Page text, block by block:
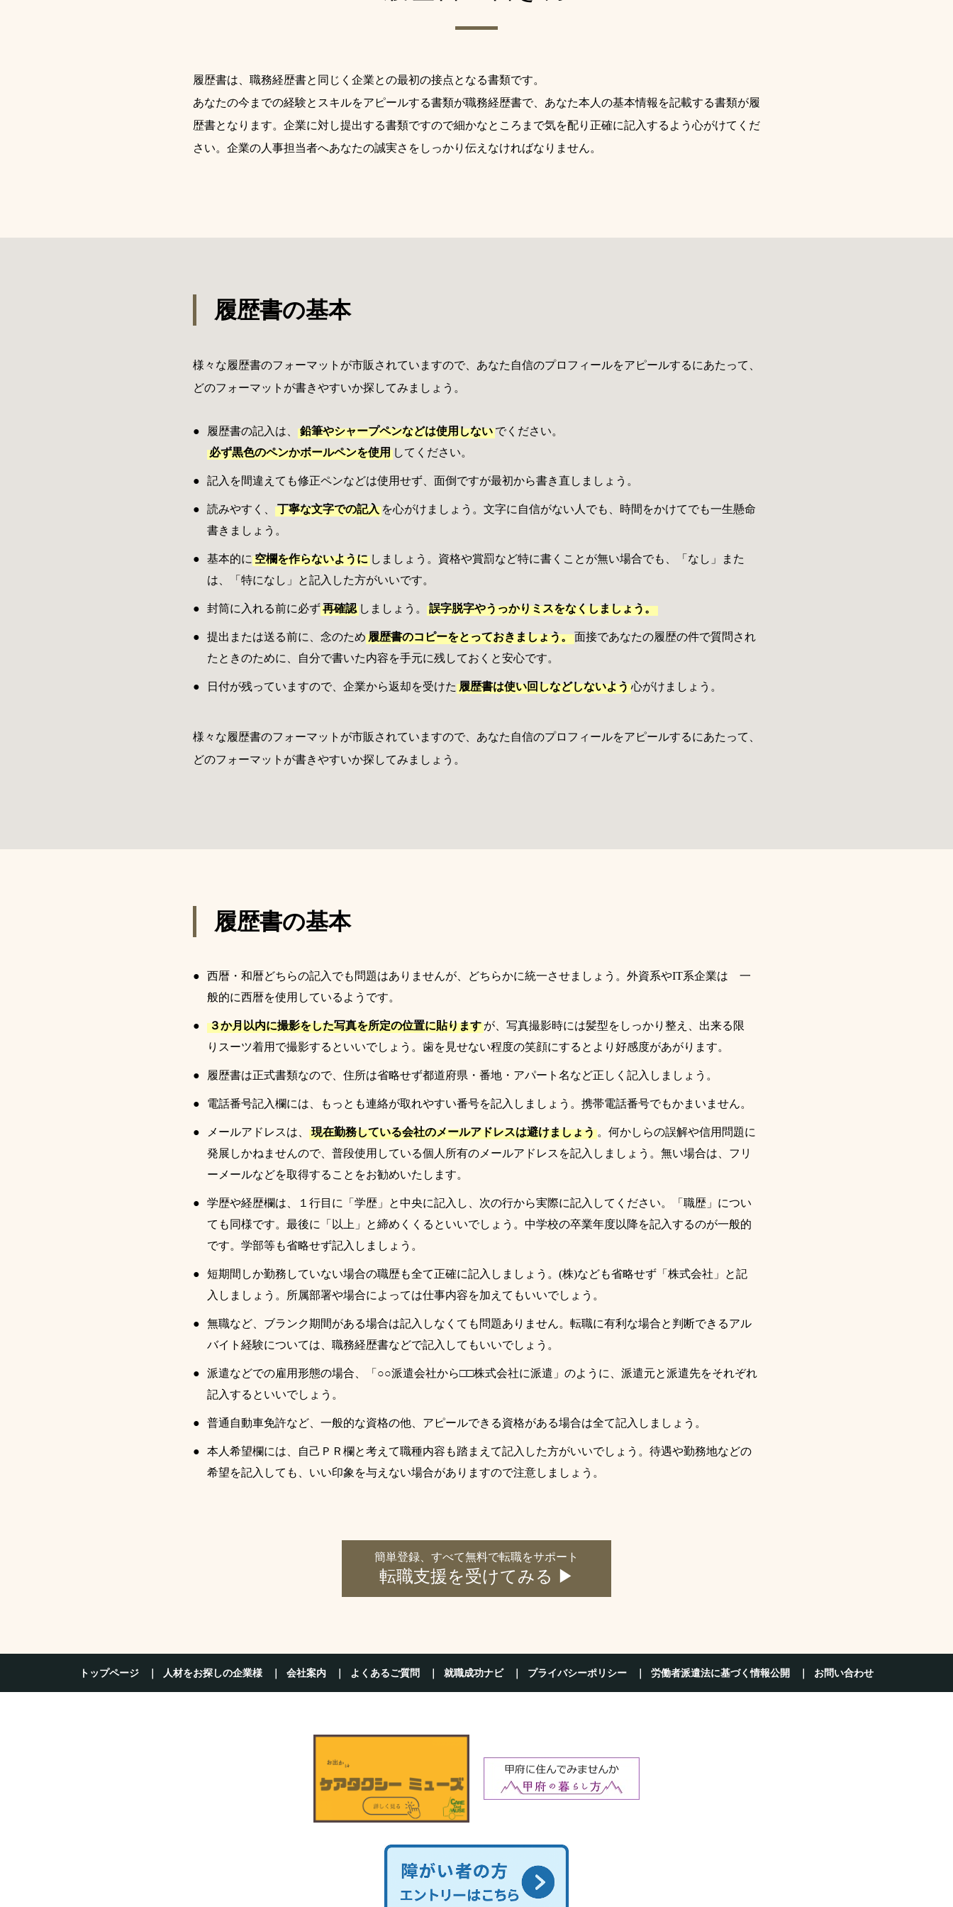
履歴書は、職務経歴書と同じく企業との最初の接点となる書類です。
あなたの今までの経験とスキルをアピールする書類が職務経歴書で、あなた本人の基本情報を記載する書類が履
歴書となります。企業に対し提出する書類ですので細かなところまで気を配り正確に記入するよう心がけてくだ
さい。企業の人事担当者へあなたの誠実さをしっかり伝えなければなりません。
履歴書の基本
様々な履歴書のフォーマットが市販されていますので、あなた自信のプロフィールをアピールするにあたって、
どのフォーマットが書きやすいか探してみましょう。
履歴書の記入は、 鉛筆やシャープペンなどは使用しない でください。
必ず黒色のペンかボールペンを使用 してください。
記入を間違えても修正ペンなどは使用せず、面倒ですが最初から書き直しましょう。
読みやすく、 丁寧な文字での記入 を心がけましょう。文字に自信がない人でも、時間をかけてでも一生懸命
書きましょう。
基本的に 空欄を作らないように しましょう。資格や賞罰など特に書くことが無い場合でも、「なし」また
は、「特になし」と記入した方がいいです。
封筒に入れる前に必ず再確認 しましょう。 誤字脱字やうっかりミスをなくしましょう。
提出または送る前に、念のため 履歴書のコピーをとっておきましょう。面接であなたの履歴の件で質問され
たときのために、自分で書いた内容を手元に残しておくと安心です。
日付が残っていますので、企業から返却を受けた 履歴書は使い回しなどしないよう心がけましょう。
様々な履歴書のフォーマットが市販されていますので、あなた自信のプロフィールをアピールするにあたって、
どのフォーマットが書きやすいか探してみましょう。
履歴書の基本
西暦・和暦どちらの記入でも問題はありませんが、どちらかに統一させましょう。外資系やIT系企業は 一
般的に西暦を使用しているようです。
３か月以内に撮影をした写真を所定の位置に貼ります が、写真撮影時には髪型をしっかり整え、出来る限
りスーツ着用で撮影するといいでしょう。歯を見せない程度の笑顔にするとより好感度があがります。
履歴書は正式書類なので、住所は省略せず都道府県・番地・アパート名など正しく記入しましょう。
電話番号記入欄には、もっとも連絡が取れやすい番号を記入しましょう。携帯電話番号でもかまいません。
メールアドレスは、 現在勤務している会社のメールアドレスは避けましょう 。何かしらの誤解や信用問題に
発展しかねませんので、普段使用している個人所有のメールアドレスを記入しましょう。無い場合は、フリ
ーメールなどを取得することをお勧めいたします。
学歴や経歴欄は、１行目に「学歴」と中央に記入し、次の行から実際に記入してください。「職歴」につい
ても同様です。最後に「以上」と締めくくるといいでしょう。中学校の卒業年度以降を記入するのが一般的
です。学部等も省略せず記入しましょう。
短期間しか勤務していない場合の職歴も全て正確に記入しましょう。(株)なども省略せず「株式会社」と記
入しましょう。所属部署や場合によっては仕事内容を加えてもいいでしょう。
無職など、ブランク期間がある場合は記入しなくても問題ありません。転職に有利な場合と判断できるアル
バイト経験については、職務経歴書などで記入してもいいでしょう。
派遣などでの雇用形態の場合、「○○派遣会社から□□株式会社に派遣」のように、派遣元と派遣先をそれぞれ
記入するといいでしょう。
普通自動車免許など、一般的な資格の他、アピールできる資格がある場合は全て記入しましょう。
本人希望欄には、自己ＰＲ欄と考えて職種内容も踏まえて記入した方がいいでしょう。待遇や勤務地などの
希望を記入しても、いい印象を与えない場合がありますので注意しましょう。
簡単登録、すべて無料で転職をサポート
転職支援を受けてみる ▶
トップページ 人材をお探しの企業様 会社案内 よくあるご質問 就職成功ナビ プライバシーポリシー 労働者派遣法に基づく情報公開 お問い合わせ